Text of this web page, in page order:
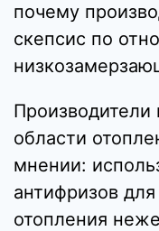
почему
скепсис по
Производители
области
мнении:
антифризов
отопления